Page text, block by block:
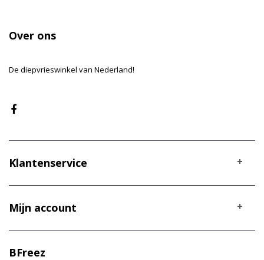
Over ons
De diepvrieswinkel van Nederland!
Klantenservice
Mijn account
BFreez